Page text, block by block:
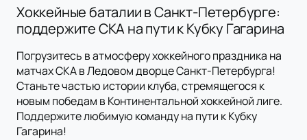
Хоккейные баталии в Санкт-Петербурге:
поддержите СКА на пути к Кубку Гагарина
Погрузитесь в атмосферу хоккейного праздника на
матчах СКА в Ледовом дворце Санкт-Петербурга!
Станьте частью истории клуба, стремящегося к
новым победам в Континентальной хоккейной лиге.
Поддержите любимую команду на пути к Кубку
Гагарина!